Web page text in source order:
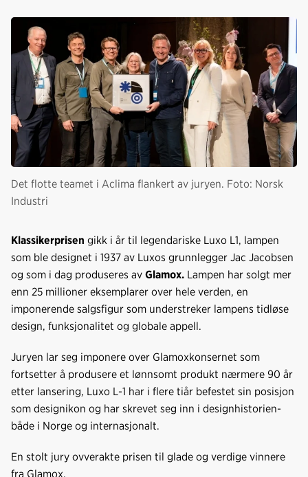
Det flotte teamet i Aclima flankert av juryen. Foto: Norsk
Industri
Klassikerprisen gikk i år til legendariske Luxo L1, lampen
som ble designet i 1937 av Luxos grunnlegger Jac Jacobsen
og som i dag produseres av Glamox. Lampen har solgt mer
enn 25 millioner eksemplarer over hele verden, en
imponerende salgsfigur som understreker lampens tidløse
design, funksjonalitet og globale appell.
Juryen lar seg imponere over Glamoxkonsernet som
fortsetter å produsere et lønnsomt produkt nærmere 90 år
etter lansering, Luxo L-1 har i flere tiår befestet sin posisjon
som designikon og har skrevet seg inn i designhistorien-
både i Norge og internasjonalt.
En stolt jury ovverakte prisen til glade og verdige vinnere
fra Glamox.